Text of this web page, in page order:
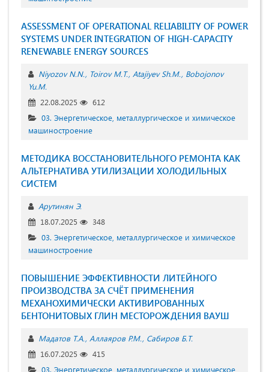
ASSESSMENT OF OPERATIONAL RELIABILITY OF POWER
SYSTEMS UNDER INTEGRATION OF HIGH-CAPACITY
RENEWABLE ENERGY SOURCES
Niyozov N.N. Toirov M.T. Atajiyev Sh.M. Bobojonov
Yu.M.
22.08.2025
612
03. Энергетическое, металлургическое и химическое
машиностроение
МЕТОДИКА ВОССТАНОВИТЕЛЬНОГО РЕМОНТА КАК
АЛЬТЕРНАТИВА УТИЛИЗАЦИИ ХОЛОДИЛЬНЫХ
СИСТЕМ
Арутинян Э.
18.07.2025
348
03. Энергетическое, металлургическое и химическое
машиностроение
ПОВЫШЕНИЕ ЭФФЕКТИВНОСТИ ЛИТЕЙНОГО
ПРОИЗВОДСТВА ЗА СЧЁТ ПРИМЕНЕНИЯ
МЕХАНОХИМИЧЕСКИ АКТИВИРОВАННЫХ
БЕНТОНИТОВЫХ ГЛИН МЕСТОРОЖДЕНИЯ ВАУШ
Мадатов Т.А. Аллаяров Р.М. Сабиров Б.Т.
16.07.2025
415
03. Энергетическое, металлургическое и химическое